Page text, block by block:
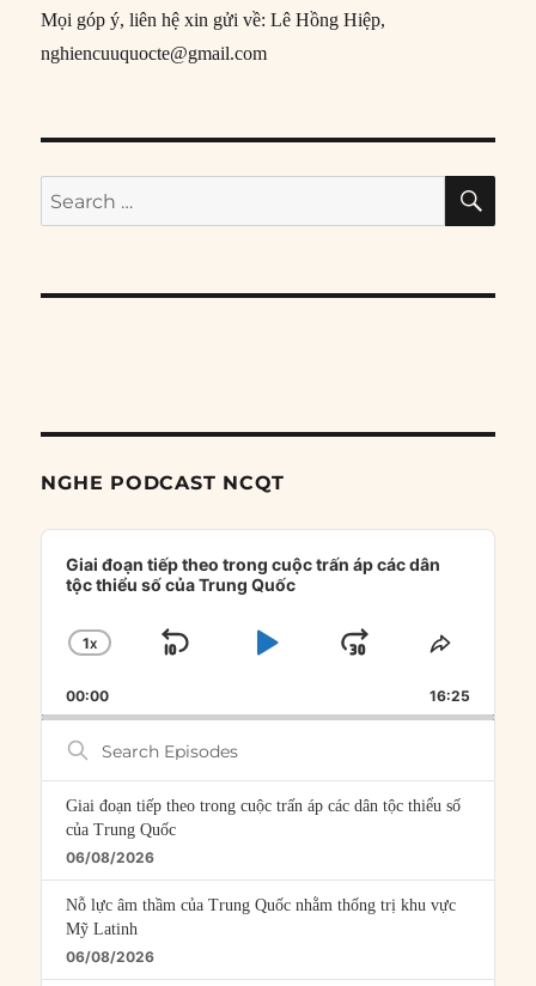
Mọi góp ý, liên hệ xin gửi về: Lê Hồng Hiệp,
nghiencuuquocte@gmail.com
Search
for:
NGHE PODCAST NCQT
Audio
Player
Giai đoạn tiếp theo trong cuộc trấn áp các dân
tộc thiểu số của Trung Quốc
CHANGE
RATE
1X
SKIP
PLAYJUMP
FORWARD
SHARE
00:00 16:25
Search
Episodes
Giai đoạn tiếp theo trong cuộc trấn áp các dân tộc thiểu số
của Trung Quốc
06/08/2026
Nỗ lực âm thầm của Trung Quốc nhằm thống trị khu vực
Mỹ Latinh
06/08/2026